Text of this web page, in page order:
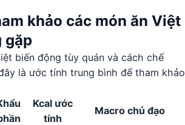
khảo các món ăn Việt
gặp
biến động tùy quán và cách chế
là ước tính trung bình để tham khảo
Kcal ước
tính
Macro chủ đạo